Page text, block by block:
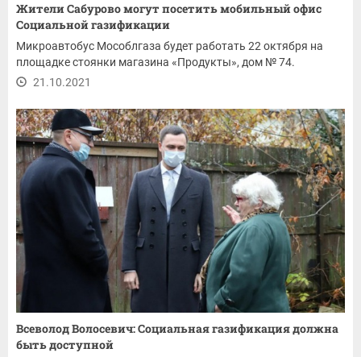
Жители Сабурово могут посетить мобильный офис
Социальной газификации
Микроавтобус Мособлгаза будет работать 22 октября на
площадке стоянки магазина «Продукты», дом № 74.
21.10.2021
Всеволод Волосевич: Социальная газификация должна
быть доступной